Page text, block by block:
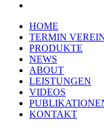
HOME
TERMIN
PRODUKTE
NEWS
ABOUT
LEISTUNGEN
VIDEOS
KONTAKT